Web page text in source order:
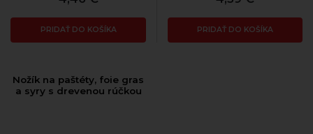
PRIDAŤ DO KOŠÍKA PRIDAŤ DO KOŠÍKA
Nožík na paštéty, foie gras
a syry s drevenou rúčkou